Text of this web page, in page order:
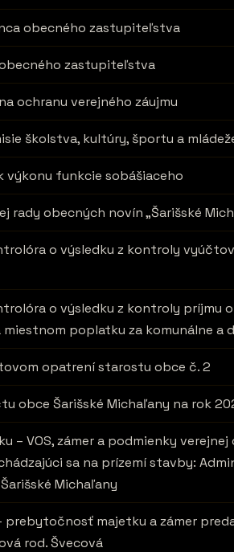
obecného zastupiteľstva
zastupiteľstva
ochranu verejného záujmu
školstva, kultúry, športu a
výkonu funkcie sobášiaceho
rady obecných novín „Šarišské
o výsledku z kontroly
o výsledku z kontroly príjmu
poplatku za komunálne a
opatrení starostu obce č. 2
obce Šarišské Michaľany na rok
– VOS, zámer a podmienky
sa na prízemí stavby:
Michaľany
majetku a zámer
rod. Švecová